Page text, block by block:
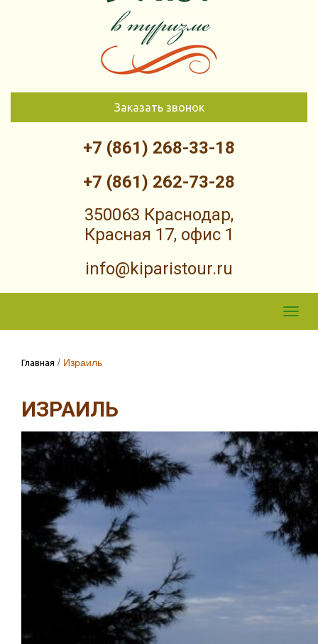
Заказать звонок
+7 (861) 268-33-18
+7 (861) 262-73-28
350063 Краснодар,
Красная 17, офис 1
info@kiparistour.ru
Skip to
Главная / Израиль
ИЗРАИЛЬ